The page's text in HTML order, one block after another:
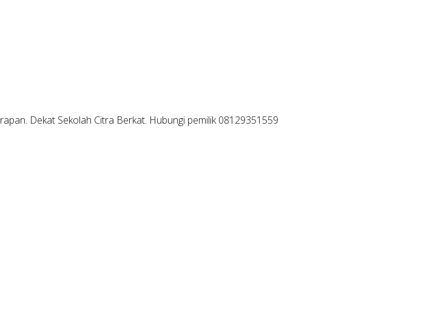
Dekat Sekolah Citra Berkat. Hubungi pemilik 08129351559